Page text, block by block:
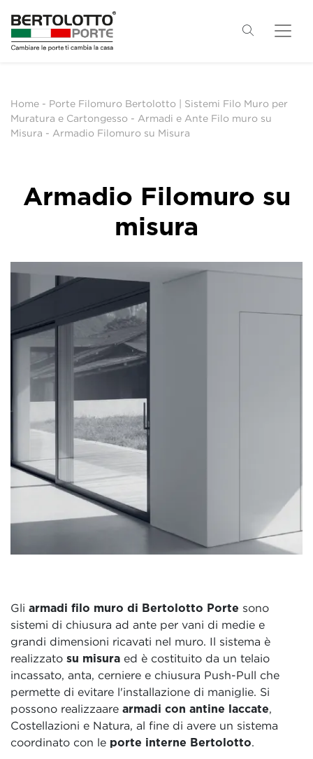
Home - Porte Filomuro Bertolotto | Sistemi Filo Muro per
Muratura e Cartongesso - Armadi e Ante Filo muro su
Misura - Armadio Filomuro su Misura
Armadio Filomuro su
misura
Gli armadi filo muro di Bertolotto Porte sono
sistemi di chiusura ad ante per vani di medie e
grandi dimensioni ricavati nel muro. Il sistema è
realizzato su misura ed è costituito da un telaio
incassato, anta, cerniere e chiusura Push-Pull che
permette di evitare l'installazione di maniglie. Si
possono realizzaare armadi con antine laccate,
Costellazioni e Natura, al fine di avere un sistema
coordinato con le porte interne Bertolotto.